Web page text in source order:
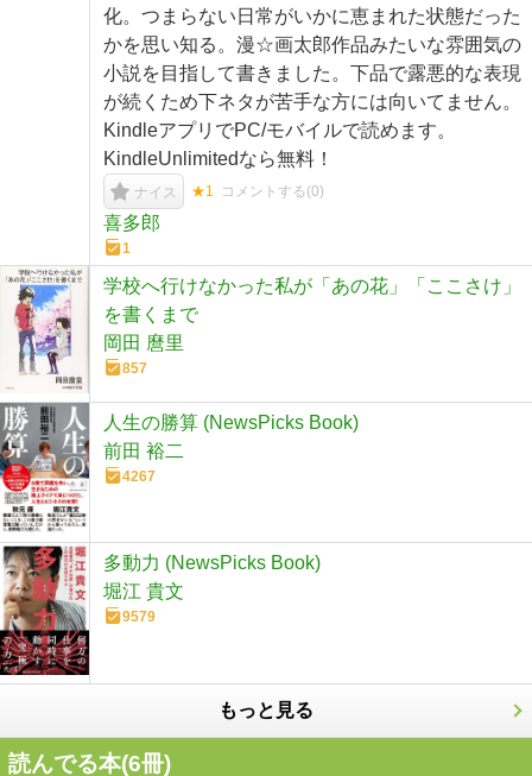
化。つまらない日常がいかに恵まれた状態だった
かを思い知る。漫☆画太郎作品みたいな雰囲気の
小説を目指して書きました。下品で露悪的な表現
が続くため下ネタが苦手な方には向いてません。
KindleアプリでPC/モバイルで読めます。
KindleUnlimitedなら無料！
ナイス ★1 コメントする(0)
喜多郎
1
学校へ行けなかった私が「あの花」「ここさけ」
を書くまで
岡田 麿里
857
人生の勝算 (NewsPicks Book)
前田 裕二
4267
多動力 (NewsPicks Book)
堀江 貴文
9579
もっと見る
読んでる本(6冊)